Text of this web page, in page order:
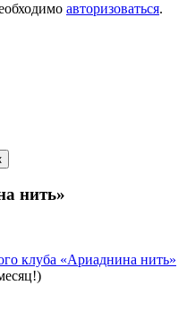
авторизоваться.
нить»
клуба «Ариаднина нить»